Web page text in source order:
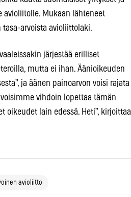
avioliitolle. Mukaan lähteneet
arvoista avioliittolaki.
järjestää erilliset
mutta ei ihan. Äänioikeuden
ja äänen painoarvon voisi rajata
vihdoin lopettaa tämän
lain edessä. Heti”, kirjoittaa
avioliitto